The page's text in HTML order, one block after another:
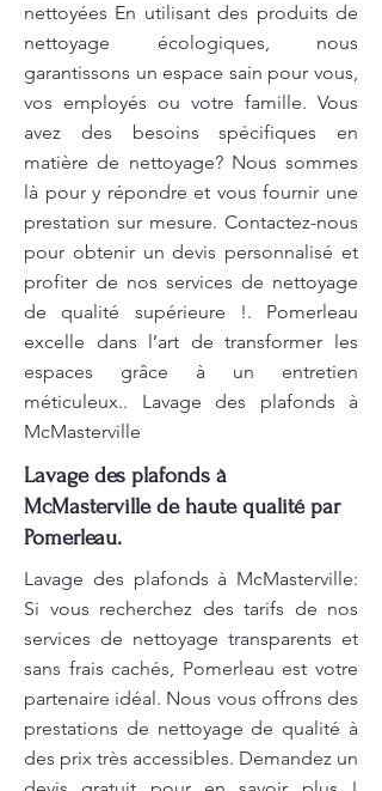
nettoyées En utilisant des produits de
nettoyage écologiques, nous
garantissons un espace sain pour vous,
vos employés ou votre famille. Vous
avez des besoins spécifiques en
matière de nettoyage? Nous sommes
là pour y répondre et vous fournir une
prestation sur mesure. Contactez-nous
pour obtenir un devis personnalisé et
profiter de nos services de nettoyage
de qualité supérieure !. Pomerleau
excelle dans l’art de transformer les
espaces grâce à un entretien
méticuleux.. Lavage des plafonds à
McMasterville
Lavage des plafonds à
McMasterville de haute qualité par
Pomerleau.
Lavage des plafonds à McMasterville:
Si vous recherchez des tarifs de nos
services de nettoyage transparents et
sans frais cachés, Pomerleau est votre
partenaire idéal. Nous vous offrons des
prestations de nettoyage de qualité à
des prix très accessibles. Demandez un